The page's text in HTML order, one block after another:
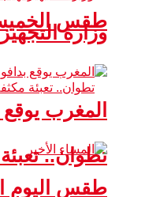
طقس
تطوان..
وزارة
المغرب
طقس اليوم